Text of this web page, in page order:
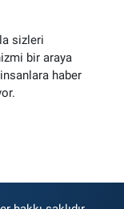
sizleri
bir araya
haber